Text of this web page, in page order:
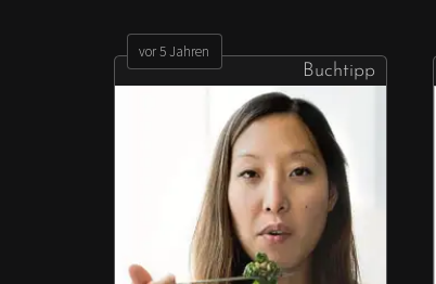
vor 5 Jahren
Buchtipp